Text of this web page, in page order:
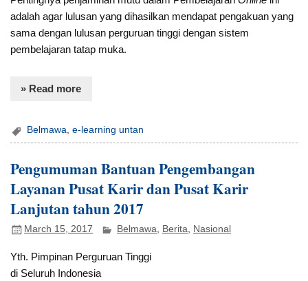
adalah agar lulusan yang dihasilkan mendapat pengakuan yang
sama dengan lulusan perguruan tinggi dengan sistem
pembelajaran tatap muka.
» Read more
Belmawa,e-learning untan
Pengumuman Bantuan Pengembangan
Layanan Pusat Karir dan Pusat Karir
Lanjutan tahun 2017
March 15, 2017 Belmawa, Berita, Nasional
Yth. Pimpinan Perguruan Tinggi
di Seluruh Indonesia